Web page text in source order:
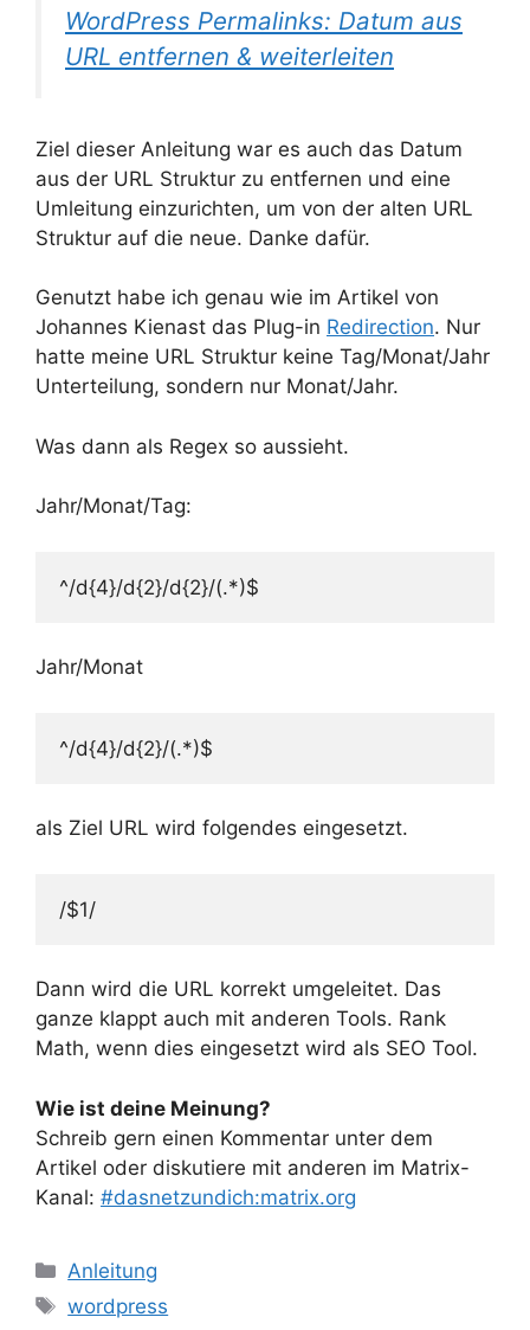
WordPress Permalinks: Datum aus
URL entfernen & weiterleiten
Ziel dieser Anleitung war es auch das Datum
aus der URL Struktur zu entfernen und eine
Umleitung einzurichten, um von der alten URL
Struktur auf die neue. Danke dafür.
Genutzt habe ich genau wie im Artikel von
Johannes Kienast das Plug-in Redirection. Nur
hatte meine URL Struktur keine Tag/Monat/Jahr
Unterteilung, sondern nur Monat/Jahr.
Was dann als Regex so aussieht.
Jahr/Monat/Tag:
^/d{4}/d{2}/d{2}/(.*)$
Jahr/Monat
^/d{4}/d{2}/(.*)$
als Ziel URL wird folgendes eingesetzt.
/$1/
Dann wird die URL korrekt umgeleitet. Das
ganze klappt auch mit anderen Tools. Rank
Math, wenn dies eingesetzt wird als SEO Tool.
Wie ist deine Meinung?
Schreib gern einen Kommentar unter dem
Artikel oder diskutiere mit anderen im Matrix-
Kanal: #dasnetzundich:matrix.org
Kategorien
Anleitung
Schlagwörter
wordpress